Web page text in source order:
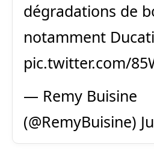
dégradations de
notamment
pic.twitter.com/
— Remy Buisine
(@RemyBuisine)